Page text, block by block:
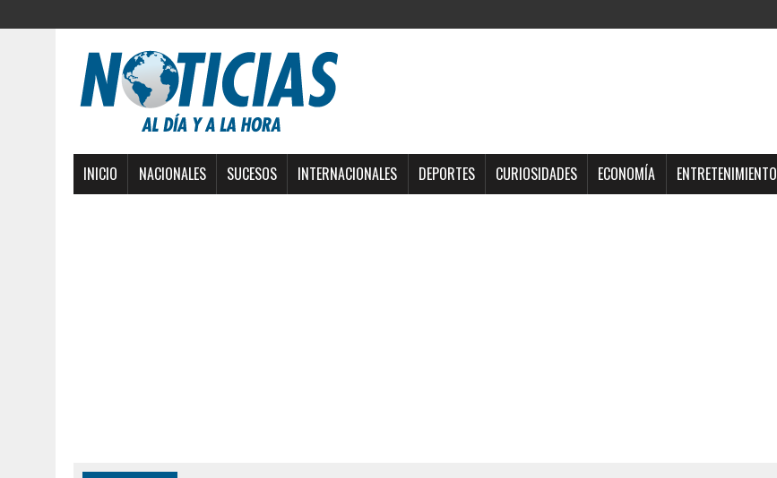
INICIO NACIONALES SUCESOS INTERNACIONALES DEPORTES CURIOSIDADES ECONOMÍA ENTRETENIMIENTO